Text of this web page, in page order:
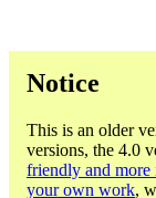
Notice
This is an older
versions, the 4.0
friendly and more
your own work,